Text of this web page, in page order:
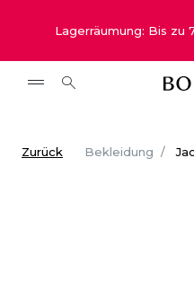
Lagerräumung: Bis zu
Zurück Bekleidung